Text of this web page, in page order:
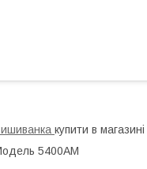
купити в магазині
5400АМ